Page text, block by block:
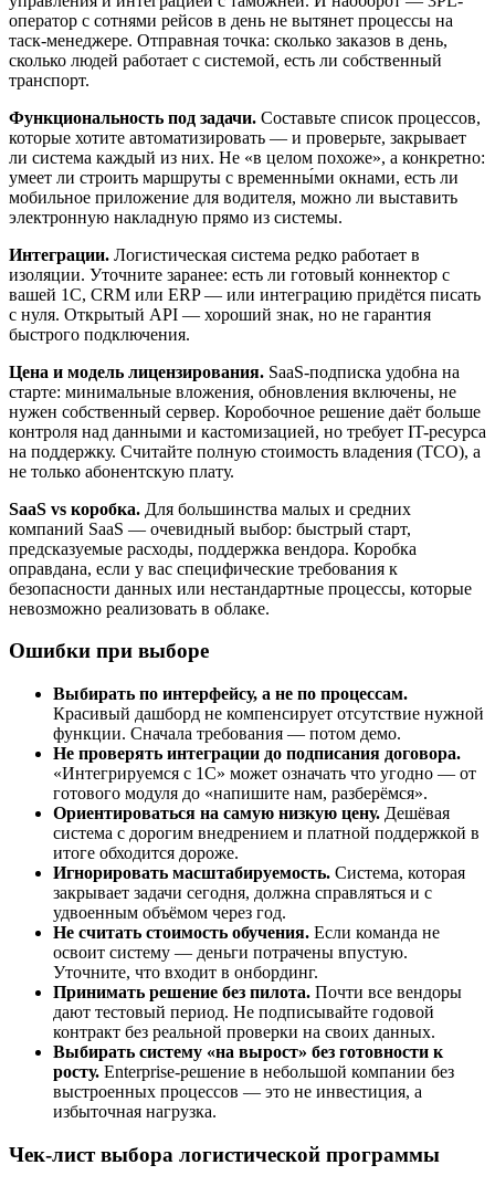
оператор с сотнями рейсов в день не вытянет процессы на
таск-менеджере. Отправная точка: сколько заказов в день,
сколько людей работает с системой, есть ли собственный
транспорт.
Функциональность под задачи. Составьте список процессов,
которые хотите автоматизировать — и проверьте, закрывает
ли система каждый из них. Не «в целом похоже», а конкретно:
умеет ли строить маршруты с временны́ми окнами, есть ли
мобильное приложение для водителя, можно ли выставить
электронную накладную прямо из системы.
Интеграции. Логистическая система редко работает в
изоляции. Уточните заранее: есть ли готовый коннектор с
вашей 1С, CRM или ERP — или интеграцию придётся писать
с нуля. Открытый API — хороший знак, но не гарантия
быстрого подключения.
Цена и модель лицензирования. SaaS-подписка удобна на
старте: минимальные вложения, обновления включены, не
нужен собственный сервер. Коробочное решение даёт больше
контроля над данными и кастомизацией, но требует IT-ресурса
на поддержку. Считайте полную стоимость владения (TCO), а
не только абонентскую плату.
SaaS vs коробка. Для большинства малых и средних
компаний SaaS — очевидный выбор: быстрый старт,
предсказуемые расходы, поддержка вендора. Коробка
оправдана, если у вас специфические требования к
безопасности данных или нестандартные процессы, которые
невозможно реализовать в облаке.
Ошибки при выборе
Выбирать по интерфейсу, а не по процессам.
Красивый дашборд не компенсирует отсутствие нужной
функции. Сначала требования — потом демо.
Не проверять интеграции до подписания договора.
«Интегрируемся с 1С» может означать что угодно — от
готового модуля до «напишите нам, разберёмся».
Ориентироваться на самую низкую цену. Дешёвая
система с дорогим внедрением и платной поддержкой в
итоге обходится дороже.
Игнорировать масштабируемость. Система, которая
закрывает задачи сегодня, должна справляться и с
удвоенным объёмом через год.
Не считать стоимость обучения. Если команда не
освоит систему — деньги потрачены впустую.
Уточните, что входит в онбординг.
Принимать решение без пилота. Почти все вендоры
дают тестовый период. Не подписывайте годовой
контракт без реальной проверки на своих данных.
Выбирать систему «на вырост» без готовности к
росту. Enterprise-решение в небольшой компании без
выстроенных процессов — это не инвестиция, а
избыточная нагрузка.
Чек-лист выбора логистической программы